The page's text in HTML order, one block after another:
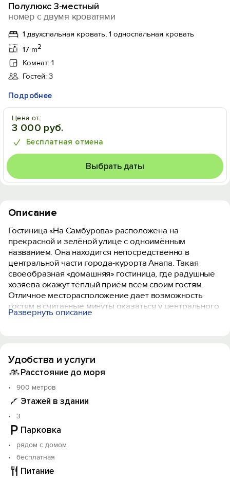
Полулюкс 3-местный
номер с двумя кроватями
1 двухспальная кровать, 1 односпальная кровать
17 m2
Комнат: 1
Гостей: 3
Подробнее
Цена от:
3 000 руб.
Бесплатная отмена
Выбрать даты
Описание
Гостиница «На Самбурова» расположена на
прекрасной и зелёной улице с одноимённым
названием. Она находится непосредственно в
центральной части города-курорта Анапа. Такая
своеобразная «домашняя» гостиница, где радушные
хозяева окажут тёплый приём всем своим гостям.
Отличное месторасположение дает возможность
гостям в считанные минуты оказаться у центрального
рынка, а до главной особенности, манящей туристов в
южного города: аквапарк, набережная, детский парк,
летняя эстрада, всевозможные магазинчики и кафе.
Для размещения гостей предлагаются 2-х и 3-х
местные номера класса «Полулюкс», оборудованные
в соответствии со всеми современными гостиничными
требованиями. Здесь есть все для создания
комфорта и уюта. В номерах санузел с туалетными
принадлежностями, сплит-система, телевизор,
холодильник, сейф. В каждом номере производится
ежедневная уборка.
Развернуть описание
Удобства и услуги
Расстояние до моря
900 метров
Этажей в здании
3
Парковка
рядом с домом
бесплатная
Питание